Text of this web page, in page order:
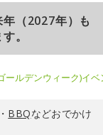
（2027年）も
。
ールデンウィーク)イ
・ BBQなどおでかけ